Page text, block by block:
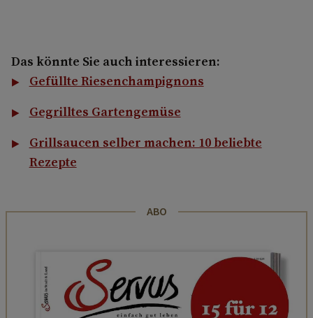
Das könnte Sie auch interessieren:
Gefüllte Riesenchampignons
Gegrilltes Gartengemüse
Grillsaucen selber machen: 10 beliebte
Rezepte
ABO